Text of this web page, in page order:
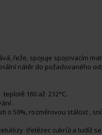
řeže, spojuje spojovacím
nátěr do požadovaného
160 až 212°C.
.
o 50%, rozměrovou stálost ,
(řetězec cukrů) a tudíž